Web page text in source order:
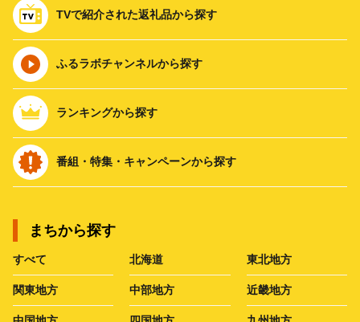
TVで紹介された返礼品から探す
ふるラボチャンネルから探す
ランキングから探す
番組・特集・キャンペーンから探す
まちから探す
すべて 北海道 東北地方
関東地方 中部地方 近畿地方